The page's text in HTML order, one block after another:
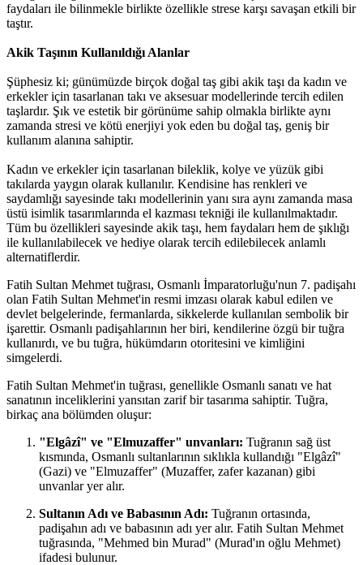
faydaları ile bilinmekle birlikte özellikle strese karşı savaşan etkili bir
taştır.
Akik Taşının Kullanıldığı Alanlar
Şüphesiz ki; günümüzde birçok doğal taş gibi akik taşı da kadın ve
erkekler için tasarlanan takı ve aksesuar modellerinde tercih edilen
taşlardır. Şık ve estetik bir görünüme sahip olmakla birlikte aynı
zamanda stresi ve kötü enerjiyi yok eden bu doğal taş, geniş bir
kullanım alanına sahiptir.
Kadın ve erkekler için tasarlanan bileklik, kolye ve yüzük gibi
takılarda yaygın olarak kullanılır. Kendisine has renkleri ve
saydamlığı sayesinde takı modellerinin yanı sıra aynı zamanda masa
üstü isimlik tasarımlarında el kazması tekniği ile kullanılmaktadır.
Tüm bu özellikleri sayesinde akik taşı, hem faydaları hem de şıklığı
ile kullanılabilecek ve hediye olarak tercih edilebilecek anlamlı
alternatiflerdir.
Fatih Sultan Mehmet tuğrası, Osmanlı İmparatorluğu'nun 7. padişahı
olan Fatih Sultan Mehmet'in resmi imzası olarak kabul edilen ve
devlet belgelerinde, fermanlarda, sikkelerde kullanılan sembolik bir
işarettir. Osmanlı padişahlarının her biri, kendilerine özgü bir tuğra
kullanırdı, ve bu tuğra, hükümdarın otoritesini ve kimliğini
simgelerdi.
Fatih Sultan Mehmet'in tuğrası, genellikle Osmanlı sanatı ve hat
sanatının inceliklerini yansıtan zarif bir tasarıma sahiptir. Tuğra,
birkaç ana bölümden oluşur:
"Elgâzî" ve "Elmuzaffer" unvanları: Tuğranın sağ üst
kısmında, Osmanlı sultanlarının sıklıkla kullandığı "Elgâzî"
(Gazi) ve "Elmuzaffer" (Muzaffer, zafer kazanan) gibi
unvanlar yer alır.
Sultanın Adı ve Babasının Adı: Tuğranın ortasında,
padişahın adı ve babasının adı yer alır. Fatih Sultan Mehmet
tuğrasında, "Mehmed bin Murad" (Murad'ın oğlu Mehmet)
ifadesi bulunur.